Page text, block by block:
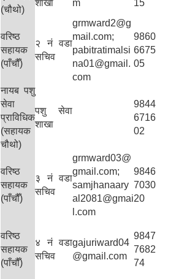
(चौथो)
शाखा
m
15
वरिष्‍ठ
सहायक
(पाँचौँ)
२ नं वडा
सचिव
grmward2@g
mail.com;
pabitratimalsi
na01@gmail.
com
9860
6675
05
नायब पशु
सेवा
प्राविधिक
(सहायक
चौथो)
पशु सेवा
शाखा
9844
6716
02
वरिष्‍ठ
सहायक
(पाँचौँ)
३ नं वडा
सचिव
grmward03@
gmail.com;
samjhanaary
al2081@gmai
l.com
9846
7030
20
वरिष्‍ठ
सहायक
(पाँचौँ)
४ नं वडा
सचिव
gajuriward04
@gmail.com
9847
7682
74